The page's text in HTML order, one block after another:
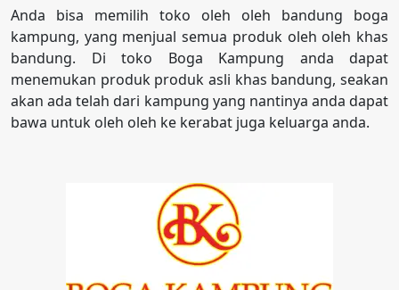
Anda bisa memilih toko oleh oleh bandung boga
kampung, yang menjual semua produk oleh oleh khas
bandung. Di toko Boga Kampung anda dapat
menemukan produk produk asli khas bandung, seakan
akan ada telah dari kampung yang nantinya anda dapat
bawa untuk oleh oleh ke kerabat juga keluarga anda.